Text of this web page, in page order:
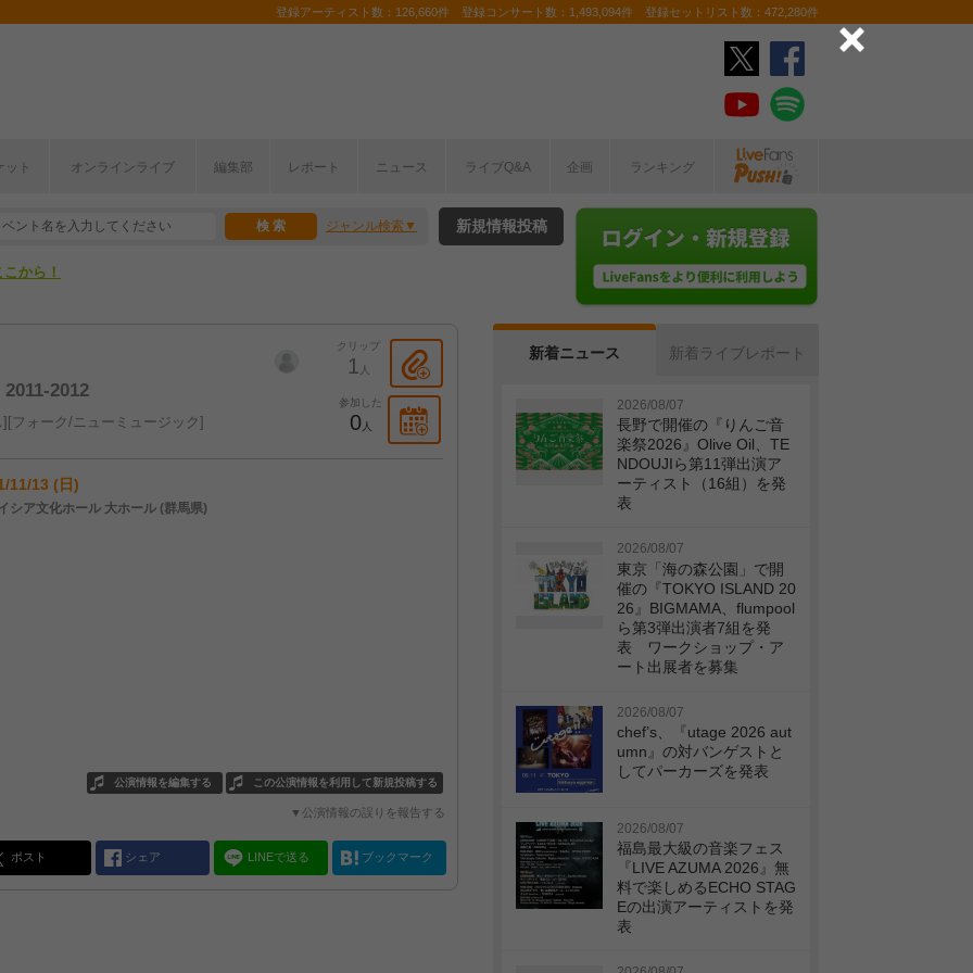
登録アーティスト数：126,660件 登録コンサート数：1,493,094件 登録セットリスト数：472,280件
ット オンラインライブ 編集部 レポート ニュース ライブQ&A 企画 ランキング
ジャンル検索
半期編発表！
から！
新規情報投稿
2012
クリップ
1 人
参加した
0人
フォーク/ニューミュージック
11/13 (日)
シア文化ホール 大ホール (群馬県)
この公演情報を利用して新規投稿する
公演情報を編集する
▼公演情報の誤りを報告する
ポスト シェア LINEで送る ブックマーク
新着ニュース 新着ライブレポート
2026/08/07
長野で開催の『りんご音
楽祭2026』Olive Oil、TE
NDOUJIら第11弾出演ア
ーティスト（16組）を発
表
2026/08/07
東京「海の森公園」で開
催の『TOKYO ISLAND 20
26』BIGMAMA、flumpool
ら第3弾出演者7組を発
表 ワークショップ・ア
ート出展者を募集
2026/08/07
chef’s、『utage 2026 aut
umn』の対バンゲストと
してパーカーズを発表
2026/08/07
福島最大級の音楽フェス
『LIVE AZUMA 2026』無
料で楽しめるECHO STAG
Eの出演アーティストを発
表